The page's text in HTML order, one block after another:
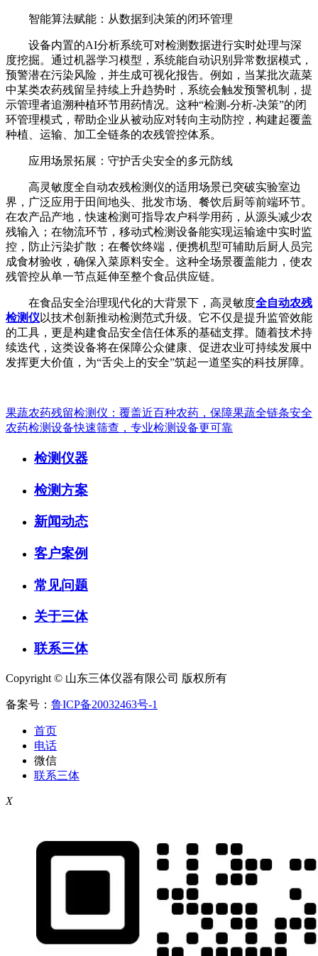
智能算法赋能：从数据到决策的闭环管理
设备内置的AI分析系统可对检测数据进行实时处理与深
度挖掘。通过机器学习模型，系统能自动识别异常数据模式，
预警潜在污染风险，并生成可视化报告。例如，当某批次蔬菜
中某类农药残留呈持续上升趋势时，系统会触发预警机制，提
示管理者追溯种植环节用药情况。这种“检测-分析-决策”的闭
环管理模式，帮助企业从被动应对转向主动防控，构建起覆盖
种植、运输、加工全链条的农残管控体系。
应用场景拓展：守护舌尖安全的多元防线
高灵敏度全自动农残检测仪的适用场景已突破实验室边
界，广泛应用于田间地头、批发市场、餐饮后厨等前端环节。
在农产品产地，快速检测可指导农户科学用药，从源头减少农
残输入；在物流环节，移动式检测设备能实现运输途中实时监
控，防止污染扩散；在餐饮终端，便携机型可辅助后厨人员完
成食材验收，确保入菜原料安全。这种全场景覆盖能力，使农
残管控从单一节点延伸至整个食品供应链。
在食品安全治理现代化的大背景下，高灵敏度全自动农残
检测仪 以技术创新推动检测范式升级。它不仅是提升监管效能
的工具，更是构建食品安全信任体系的基础支撑。随着技术持
续迭代，这类设备将在保障公众健康、促进农业可持续发展中
发挥更大价值，为“舌尖上的安全”筑起一道坚实的科技屏障。
果蔬农药残留检测仪：覆盖近百种农药，保障果蔬全链条安全
农药检测设备快速筛查，专业检测设备更可靠
检测仪器
检测方案
新闻动态
客户案例
常见问题
关于三体
联系三体
Copyright © 山东三体仪器有限公司 版权所有
备案号： 鲁ICP备20032463号-1
首页
电话
微信
联系三体
X